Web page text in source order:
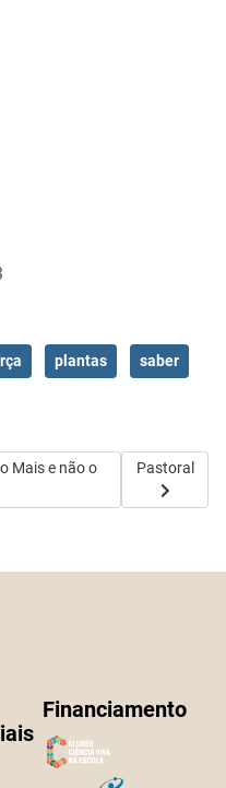
plantas saber
Universo é o Mais e não o
Mais e não o
Artigo
Pastoral
Financiamento